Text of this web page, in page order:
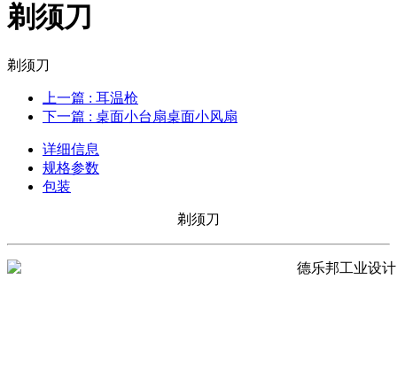
剃须刀
剃须刀
上一篇 : 耳温枪
下一篇 : 桌面小台扇桌面小风扇
详细信息
规格参数
包装
剃须刀